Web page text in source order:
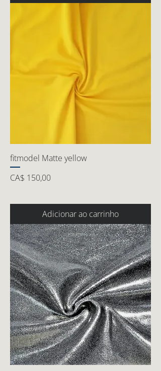
fitmodel Matte yellow
Preço
CA$ 150,00
Adicionar ao carrinho